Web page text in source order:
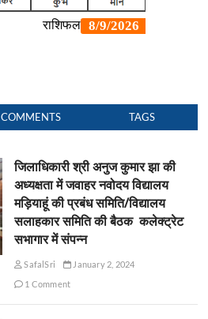
COMMENTS TAGS
जिलाधिकारी श्री अनुज कुमार झा की
अध्यक्षता में जवाहर नवोदय विद्यालय
मड़ियाहूं की प्रबंध समिति/विद्यालय
सलाहकार समिति की बैठक कलेक्ट्रेट
सभागार में संपन्न
SafalSri
January 2, 2024
1 Comment